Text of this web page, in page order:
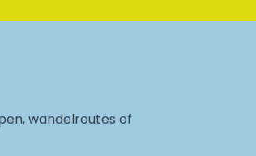
wandelroutes of